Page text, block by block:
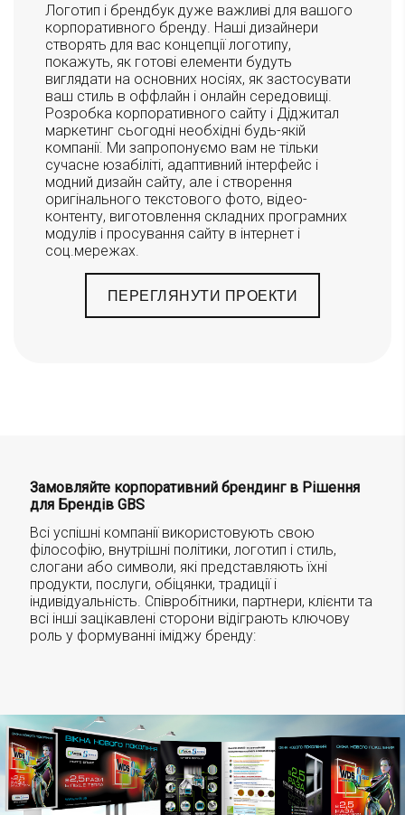
Логотип і брендбук дуже важливі для вашого
корпоративного бренду. Наші дизайнери
створять для вас концепції логотипу,
покажуть, як готові елементи будуть
виглядати на основних носіях, як застосувати
ваш стиль в оффлайн і онлайн середовищі.
Розробка корпоративного сайту і Діджитал
маркетинг сьогодні необхідні будь-якій
компанії. Ми запропонуємо вам не тільки
сучасне юзабіліті, адаптивний інтерфейс і
модний дизайн сайту, але і створення
оригінального текстового фото, відео-
контенту, виготовлення складних програмних
модулів і просування сайту в інтернет і
соц.мережах.
ПЕРЕГЛЯНУТИ ПРОЕКТИ
Замовляйте корпоративний брендинг в Рішення
для Брендів GBS
Всі успішні компанії використовують свою
філософію, внутрішні політики, логотип і стиль,
слогани або символи, які представляють їхні
продукти, послуги, обіцянки, традиції і
індивідуальність. Співробітники, партнери, клієнти та
всі інші зацікавлені сторони відіграють ключову
роль у формуванні іміджу бренду: